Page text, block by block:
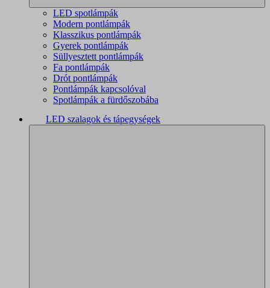
LED spotlámpák
Modern pontlámpák
Klasszikus pontlámpák
Gyerek pontlámpák
Süllyesztett pontlámpák
Fa pontlámpák
Drót pontlámpák
Pontlámpák kapcsolóval
Spotlámpák a fürdőszobába
LED szalagok és tápegységek